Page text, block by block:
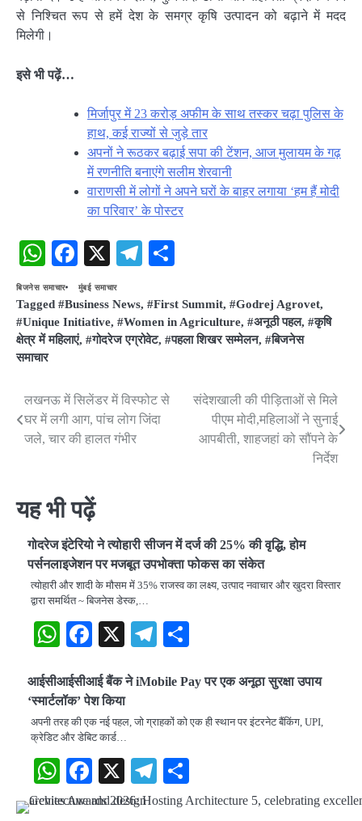
से निश्चित रूप से हमें देश के समग्र कृषि उत्पादन को बढ़ाने में मदद
मिलेगी।
इसे भी पढ़ें…
मिर्जापुर में 23 करोड़ अफीम के साथ तस्कर चढ़ा पुलिस के
हाथ, कई राज्यों से जुड़े तार
अपनों ने रूठकर बढ़ाई सपा की टेंशन, आज मुलायम के गढ़
में रणनीति बनाएंगे सलीम शेरवानी
वाराणसी में लोगों ने अपने घरों के बाहर लगाया ‘हम हैं मोदी
का परिवार’ के पोस्टर
WhatsApp
Facebook
X Telegram
बिजनेस समाचार मुंबई समाचार
Tagged #Business News, #First Summit, #Godrej Agrovet,
#Unique Initiative, #Women in Agriculture, #अनूठी पहल, #कृषि
क्षेत्र में महिलाएं, #गोदरेज एग्रोवेट, #पहला शिखर सम्मेलन, #बिजनेस
समाचार
Post
navigation
लखनऊ में सिलेंडर में विस्फोट से
घर में लगी आग, पांच लोग जिंदा
जले, चार की हालत गंभीर
संदेशखाली की पीड़िताओं से मिले
पीएम मोदी,महिलाओं ने सुनाई
आपबीती, शाहजहां को सौंपने के
निर्देश
यह भी पढ़ें
गोदरेज इंटेरियो ने त्योहारी सीजन में दर्ज की 25% की वृद्धि, होम
पर्सनलाइजेशन पर मजबूत उपभोक्ता फोकस का संकेत
त्योहारी और शादी के मौसम में 35% राजस्व का लक्ष्य, उत्पाद नवाचार और खुदरा विस्तार
द्वारा समर्थित ~ बिजनेस डेस्क,…
WhatsApp
Facebook
X Telegram
आईसीआईसीआई बैंक ने iMobile Pay पर एक अनूठा सुरक्षा उपाय
‘स्मार्टलॉक’ पेश किया
अपनी तरह की एक नई पहल, जो ग्राहकों को एक ही स्थान पर इंटरनेट बैंकिंग, UPI,
क्रेडिट और डेबिट कार्ड…
WhatsApp
Facebook
X Telegram